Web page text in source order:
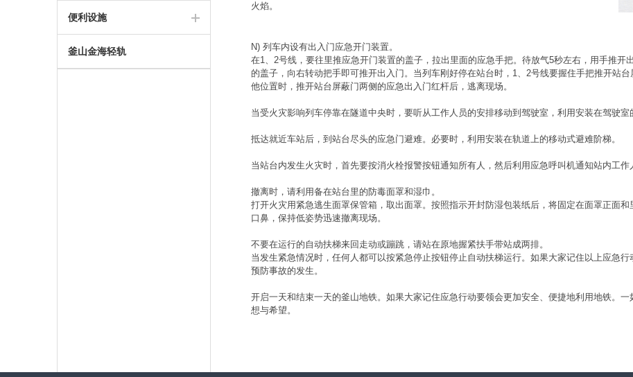
便利设施
釜山金海轻轨
火焰。
N) 列车内设有出入门应急开门装置。
在1、2号线，要往里推应急开门装置的盖子，拉出里面的应急手把。待放气5秒左右，用手推
的盖子，向右转动把手即可推开出入门。当列车刚好停在站台时，1、2号线要握住手把推开站
他位置时，推开站台屏蔽门两侧的应急出入门红杆后，逃离现场。
当受火灾影响列车停靠在隧道中央时，要听从工作人员的安排移动到驾驶室，利用安装在驾驶室
抵达就近车站后，到站台尽头的应急门避难。必要时，利用安装在轨道上的移动式避难阶梯。
当站台内发生火灾时，首先要按消火栓报警按钮通知所有人，然后利用应急呼叫机通知站内工作
撤离时，请利用备在站台里的防毒面罩和湿巾。
打开火灾用紧急逃生面罩保管箱，取出面罩。按照指示开封防湿包装纸后，将固定在面罩正面
口鼻，保持低姿势迅速撤离现场。
不要在运行的自动扶梯来回走动或蹦跳，请站在原地握紧扶手带站成两排。
当发生紧急情况时，任何人都可以按紧急停止按钮停止自动扶梯运行。如果大家记住以上应急
预防事故的发生。
开启一天和结束一天的釜山地铁。如果大家记住应急行动要领会更加安全、便捷地利用地铁。
想与希望。